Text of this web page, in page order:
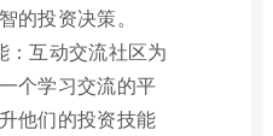
的投资决策。
：互动交流社区为
个学习交流的平
他们的投资技能